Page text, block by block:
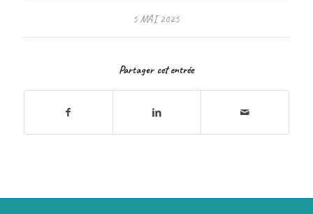
5 MAI 2025
Partager cet entrée